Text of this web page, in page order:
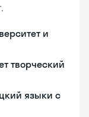
и
творческий
языки с